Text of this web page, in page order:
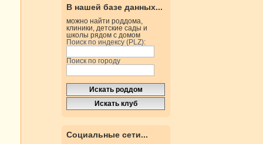
В нашей базе данных...
можно найти роддома,
клиники, детские сады и
школы рядом с домом
Поиск по индексу (PLZ):
Поиск по городу
Социальные сети...